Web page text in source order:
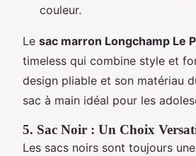
couleur.
Le sac marron Longchamp Le
timeless qui combine style et
design pliable et son matériau
sac à main idéal pour les
5. Sac Noir : Un Choix
Les sacs noirs sont toujours